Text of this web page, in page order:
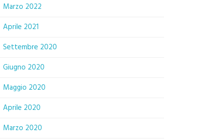
Marzo 2022
Aprile 2021
Settembre 2020
Giugno 2020
Maggio 2020
Aprile 2020
Marzo 2020